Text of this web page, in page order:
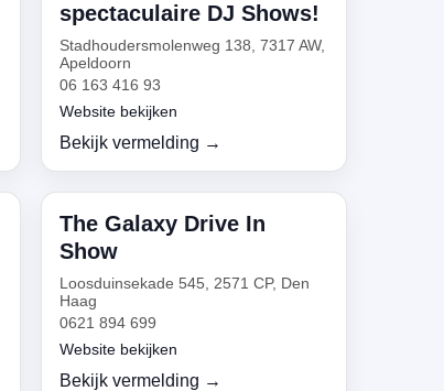
spectaculaire DJ Shows!
Stadhoudersmolenweg 138, 7317 AW,
Apeldoorn
06 163 416 93
Website bekijken
Bekijk vermelding →
The Galaxy Drive In
Show
Loosduinsekade 545, 2571 CP, Den
Haag
0621 894 699
Website bekijken
Bekijk vermelding →